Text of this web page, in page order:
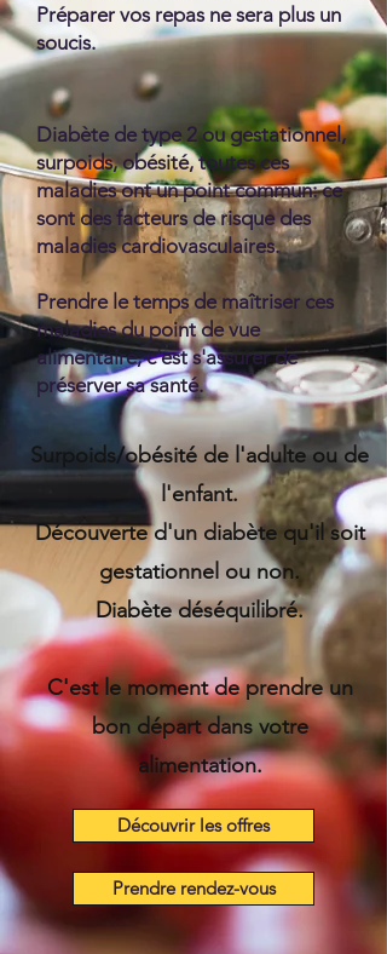
Préparer vos repas ne sera plus un
soucis.
Diabète de type 2 ou gestationnel,
surpoids, obésité, toutes ces
maladies ont un point commun: ce
sont des facteurs de risque des
maladies cardiovasculaires.
Prendre le temps de maîtriser ces
maladies du point de vue
alimentaire, c'est s'assurer de
préserver sa santé.
Surpoids/obésité de l'adulte ou de
l'enfant.
Découverte d'un diabète qu'il soit
gestationnel ou non.
Diabète déséquilibré.
C'est le moment de prendre un
bon départ dans votre
alimentation.
Découvrir les offres
Prendre rendez-vous